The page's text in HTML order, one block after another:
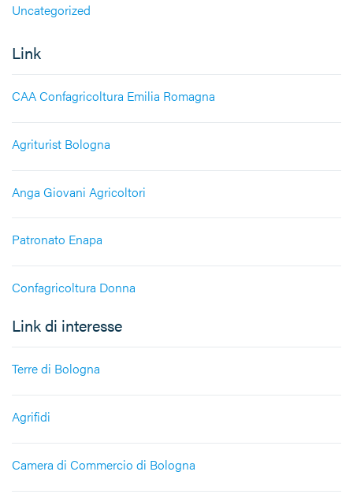
Uncategorized
Link
CAA Confagricoltura Emilia Romagna
Agriturist Bologna
Anga Giovani Agricoltori
Patronato Enapa
Confagricoltura Donna
Link di interesse
Terre di Bologna
Agrifidi
Camera di Commercio di Bologna